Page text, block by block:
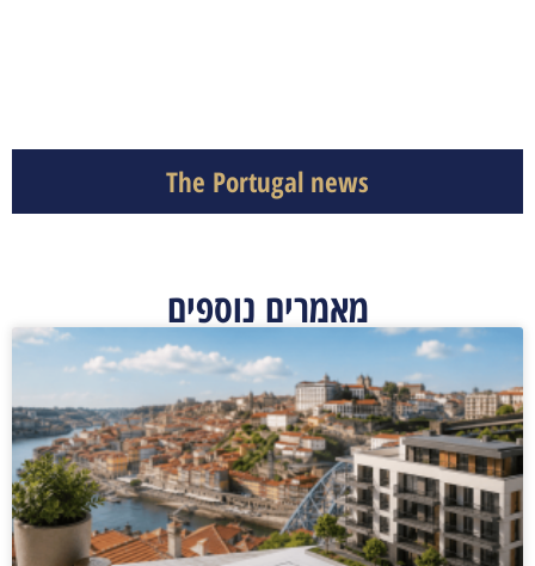
The Portugal news
מאמרים נוספים